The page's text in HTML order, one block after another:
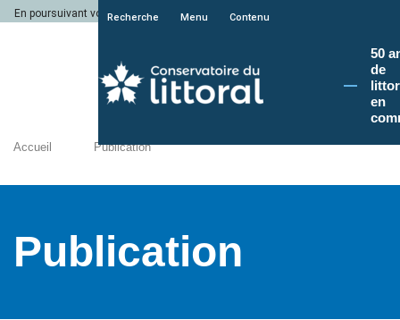
En poursuivant votre navigation sur le site du Conservatoire du littoral, vous
Recherche Menu Contenu
50
de
en
Accueil Publication
Publication